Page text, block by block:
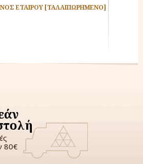
ΕΤΑΙΡΟΥ [ΤΑΛΑΙΠΩΡΗΜΕΝΟ]
80€